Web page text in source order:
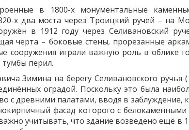
в 1800-х монументальные
х два моста через Троицкий ручей – на
в 1912 году через Селивановский
черта – боковые стены, прорезанные
сооружения играли важную роль в облике
тумбы перил.
Зимина на берегу Селивановского
оградой. Поскольку это была
с древними палатами, вводя в заблуждение,
фасад которого с белокаменными
учитывать, что здание возведено ещё в